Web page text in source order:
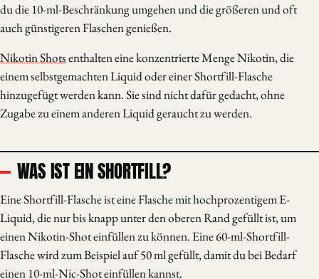
du die 10-ml-Beschränkung umgehen und die größeren und oft
auch günstigeren Flaschen genießen.
Nikotin Shotsenthalten eine konzentrierte Menge Nikotin, die
einem selbstgemachten Liquid oder einer Shortfill-Flasche
hinzugefügt werden kann. Sie sind nicht dafür gedacht, ohne
Zugabe zu einem anderen Liquid geraucht zu werden.
WAS IST EIN SHORTFILL?
Eine Shortfill-Flasche ist eine Flasche mit hochprozentigem E-
Liquid, die nur bis knapp unter den oberen Rand gefüllt ist, um
einen Nikotin-Shot einfüllen zu können. Eine 60-ml-Shortfill-
Flasche wird zum Beispiel auf 50 ml gefüllt, damit du bei Bedarf
einen 10-ml-Nic-Shot einfüllen kannst.